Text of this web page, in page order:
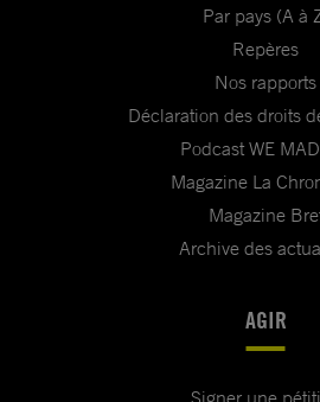
Par pays (A à
Repères
Nos rapports
Déclaration des droits
Podcast WE
Magazine La
Magazine
Archive des
AGIR
Signer une